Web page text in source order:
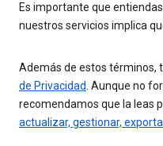
Es importante que
nuestros servicios implica
Además de estos términos,
de Privacidad. Aunque no
recomendamos que la leas
actualizar, gestionar,